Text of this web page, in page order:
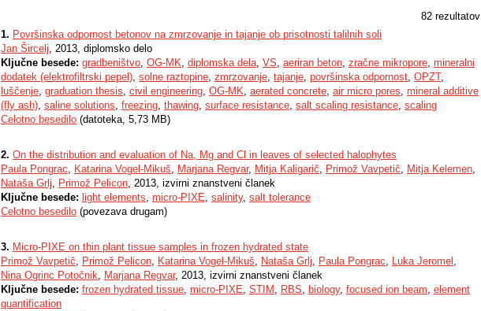
82 rezultatov
1. Površinska odpornost betonov na zmrzovanje in tajanje ob prisotnosti talilnih soli
Jan Šircelj, 2013, diplomsko delo
Ključne besede: gradbeništvo, OG-MK, diplomska dela, VS, aeriran beton, zračne mikropore, mineralni
dodatek (elektrofiltrski pepel), solne raztopine, zmrzovanje, tajanje, površinska odpornost, OPZT,
luščenje, graduation thesis, civil engineering, OG-MK, aerated concrete, air micro pores, mineral additive
(fly ash), saline solutions, freezing, thawing, surface resistance, salt scaling resistance, scaling
Celotno besedilo (datoteka, 5,73 MB)
2. On the distribution and evaluation of Na, Mg and Cl in leaves of selected halophytes
Paula Pongrac, Katarina Vogel-Mikuš, Marjana Regvar, Mitja Kaligarič, Primož Vavpetič, Mitja Kelemen,
Nataša Grlj, Primož Pelicon, 2013, izvirni znanstveni članek
Ključne besede: light elements, micro-PIXE, salinity, salt tolerance
Celotno besedilo (povezava drugam)
3. Micro-PIXE on thin plant tissue samples in frozen hydrated state
Primož Vavpetič, Primož Pelicon, Katarina Vogel-Mikuš, Nataša Grlj, Paula Pongrac, Luka Jeromel ,
Nina Ogrinc Potočnik, Marjana Regvar, 2013, izvirni znanstveni članek
Ključne besede: frozen hydrated tissue, micro-PIXE, STIM , RBS, biology, focused ion beam, element
quantification